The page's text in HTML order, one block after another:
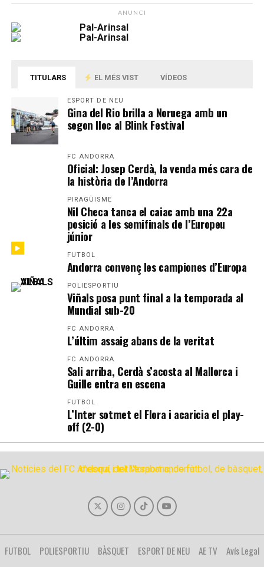
ANUNCI
TITULARS EL MÉS VIST VÍDEOS
ESPORT DE NEU
Gina del Rio brilla a Noruega amb un
segon lloc al Blink Festival
FC ANDORRA
Oficial: Josep Cerdà, la venda més cara de
la història de l’Andorra
PIRAGÜISME
Nil Checa tanca el caiac amb una 22a
posició a les semifinals de l’Europeu
júnior
FUTBOL
Andorra convenç les campiones d’Europa
POLIESPORTIU
Viñals posa punt final a la temporada al
Mundial sub-20
FC ANDORRA
L’últim assaig abans de la veritat
FC ANDORRA
Sali arriba, Cerdà s’acosta al Mallorca i
Guille entra en escena
FUTBOL
L’Inter sotmet el Flora i acaricia el play-
off (2-0)
FUTBOL POLIESPORTIU BÀSQUET ESPORT DE NEU AE TV Avís Legal